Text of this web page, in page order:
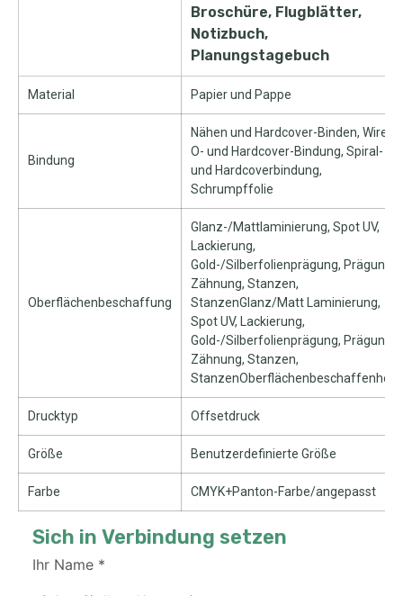
Broschüre, Flugblätter,
Notizbuch,
Planungstagebuch
Material Papier und Pappe
Bindung
Nähen und Hardcover-Binden, Wire-
O- und Hardcover-Bindung, Spiral-
und Hardcoverbindung,
Schrumpffolie
Oberflächenbeschaffung
Glanz-/Mattlaminierung, Spot UV,
Lackierung,
Gold-/Silberfolienprägung, Prägung,
Zähnung, Stanzen,
StanzenGlanz/Matt Laminierung,
Spot UV, Lackierung,
Gold-/Silberfolienprägung, Prägung,
Zähnung, Stanzen,
StanzenOberflächenbeschaffenheit
Drucktyp Offsetdruck
Größe Benutzerdefinierte Größe
Farbe CMYK+Panton-Farbe/angepasst
Sich in Verbindung setzen
Ihr Name *